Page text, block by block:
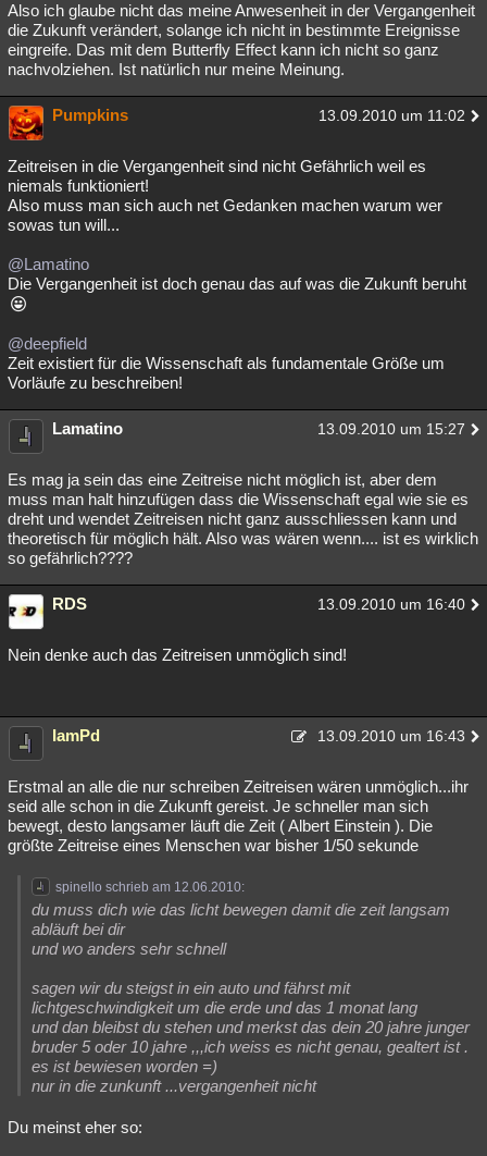
Also ich glaube nicht das meine Anwesenheit in der Vergangenheit
die Zukunft verändert, solange ich nicht in bestimmte Ereignisse
eingreife. Das mit dem Butterfly Effect kann ich nicht so ganz
nachvolziehen. Ist natürlich nur meine Meinung.
Pumpkins 13.09.2010 um 11:02
Zeitreisen in die Vergangenheit sind nicht Gefährlich weil es
niemals funktioniert!
Also muss man sich auch net Gedanken machen warum wer
sowas tun will...
@Lamatino
Die Vergangenheit ist doch genau das auf was die Zukunft beruht
@deepfield
Zeit existiert für die Wissenschaft als fundamentale Größe um
Vorläufe zu beschreiben!
Lamatino 13.09.2010 um 15:27
Es mag ja sein das eine Zeitreise nicht möglich ist, aber dem
muss man halt hinzufügen dass die Wissenschaft egal wie sie es
dreht und wendet Zeitreisen nicht ganz ausschliessen kann und
theoretisch für möglich hält. Also was wären wenn.... ist es wirklich
so gefährlich????
RDS 13.09.2010 um 16:40
Nein denke auch das Zeitreisen unmöglich sind!
IamPd 13.09.2010 um 16:43
Erstmal an alle die nur schreiben Zeitreisen wären unmöglich...ihr
seid alle schon in die Zukunft gereist. Je schneller man sich
bewegt, desto langsamer läuft die Zeit ( Albert Einstein ). Die
größte Zeitreise eines Menschen war bisher 1/50 sekunde
spinello schrieb am 12.06.2010:
du muss dich wie das licht bewegen damit die zeit langsam
abläuft bei dir
und wo anders sehr schnell
sagen wir du steigst in ein auto und fährst mit
lichtgeschwindigkeit um die erde und das 1 monat lang
und dan bleibst du stehen und merkst das dein 20 jahre junger
bruder 5 oder 10 jahre ,,,ich weiss es nicht genau, gealtert ist .
es ist bewiesen worden =)
nur in die zunkunft ...vergangenheit nicht
Du meinst eher so: